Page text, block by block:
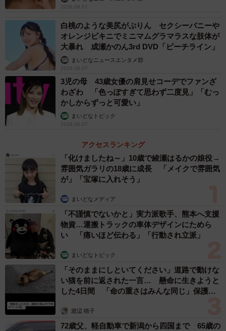
たい」
2026.08.07
白桃のような美尻がぷりん セクシーバニーや
オレンジビキニでミニマムグラマラスな肢体が
大暴れ 成瀬かのん3rd DVD「ピーチライン」
まいどなニュースエンタメ部
2026.08.07
3児の母 43歳女優の肩見せコーデでファンざ
わざわ 「色っぽすぎて思わず二度見」「むっ
かしからずっと可愛い」
まいどなトピック
2026.08.07
アクセスランキング
「化けましたね～」10歳で綾瀬はるかの娘役→
雰囲気ガラリの18歳に成長 「メイクで雰囲気
が」「宝塚に入れそう」
まいどなメディア
「不謹慎でないかと」実力派歌手、熊本へ支援
物資…運搬トラックの車体デザインにためら
い 「痛いほど伝わる」「行動され立派」
まいどなトピック
「そのままにしといてください」道路で動けな
い猫を前に返された一言… 懸命に生きようと
した4日間 「命の重さはみんな同じ」保護団
渡辺 晴子
72歳父、軽自動車で新潟から四国まで 65歳の